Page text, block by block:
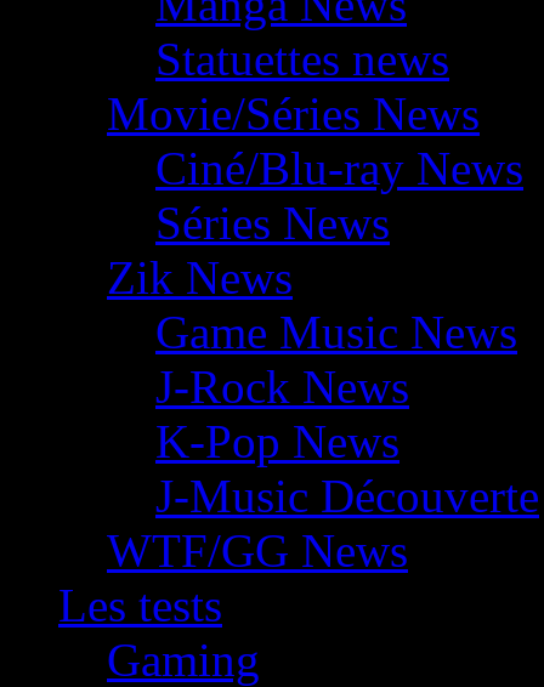
Statuettes news
Movie/Séries News
Ciné/Blu-ray News
Séries News
Zik News
Game Music News
J-Rock News
K-Pop News
J-Music Découverte
WTF/GG News
Les tests
Gaming